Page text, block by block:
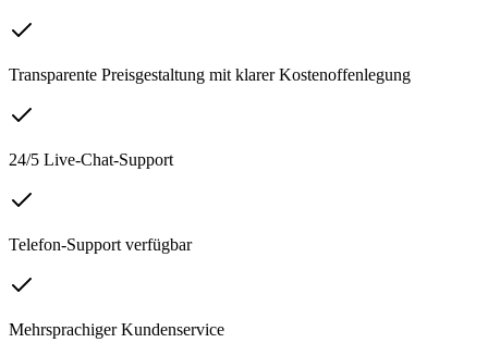
Transparente Preisgestaltung mit klarer Kostenoffenlegung
24/5 Live-Chat-Support
Telefon-Support verfügbar
Mehrsprachiger Kundenservice